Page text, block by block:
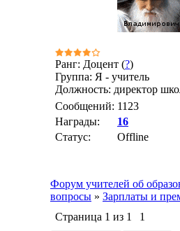
Ранг: Доцент (?)
Группа: Я - учитель
Должность: директор
Сообщений: 1123
Награды:
16
Статус:
Offline
Форум учителей об
вопросы » Зарплаты и
Страница 1 из 1
1